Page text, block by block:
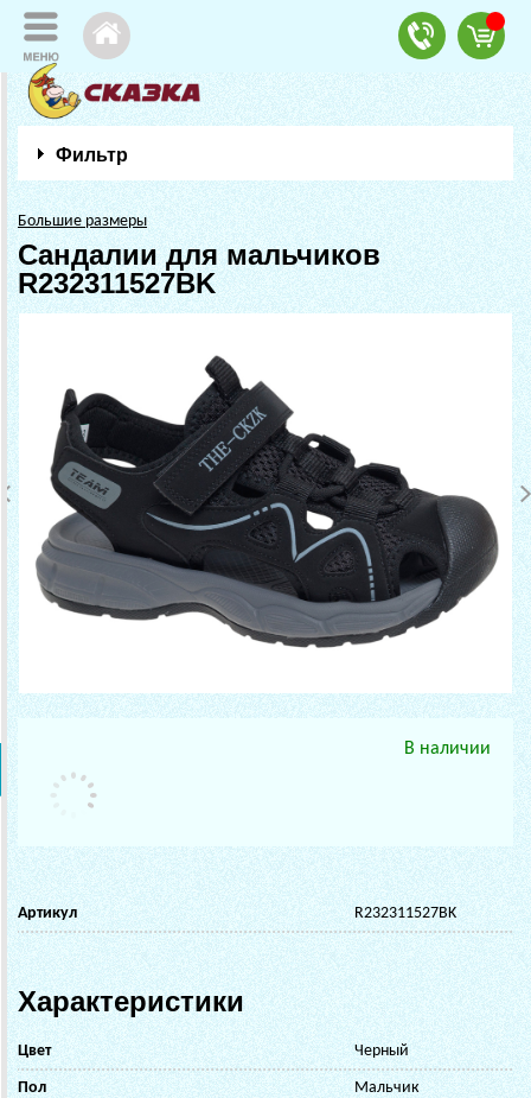
Фильтр
Большие размеры
Сандалии для мальчиков
R232311527BK
В наличии
Артикул R232311527BK
Характеристики
Цвет Черный
Пол Мальчик